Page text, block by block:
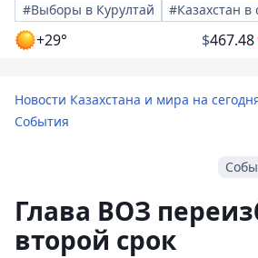
#Выборы в Курултай
#Казахстан в
+29° $467.48
Новости Казахстана и мира на
События
Глава ВОЗ
второй срок